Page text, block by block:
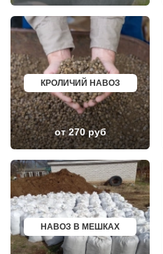
ГЕЛЕНДЖИК
ЙОШКАР ОЛА
НИЖНИЙ ТАГИЛ
АБАКАН
ТАГАНРОГ
ШАХТЫ
ОСА
ВОЛЖСКИЙ
СУРГУТ
КУРГАН
КРЫМСК
АЛЕКСАНДРОВ
ЭНГЕЛЬС
МАГНИТОГОРСК
БЛАГОВЕЩЕНСК
ОБНИНСК
КОЛА
КИРОВСК
СВОБОДНЫЙ
БОР
ПАВЛОВСК
ВЛАДИКАВКАЗ
ЮЖНО САХАЛИНСК
КРОЛИЧИЙ НАВОЗ
от 270 руб
НАВОЗ В МЕШКАХ